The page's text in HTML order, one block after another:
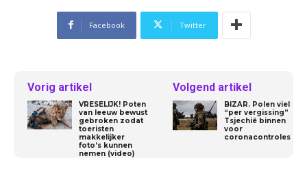
Facebook Twitter
Vorig artikel
VRESELIJK! Poten
van leeuw bewust
gebroken zodat
toeristen
makkelijker
foto’s kunnen
nemen (video)
Volgend artikel
BIZAR. Polen viel
“per vergissing”
Tsjechië binnen
voor
coronacontroles